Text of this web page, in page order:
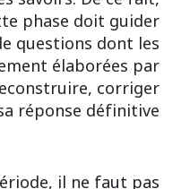
phase doit guider
questions dont les
élaborées par
corriger
réponse définitive.